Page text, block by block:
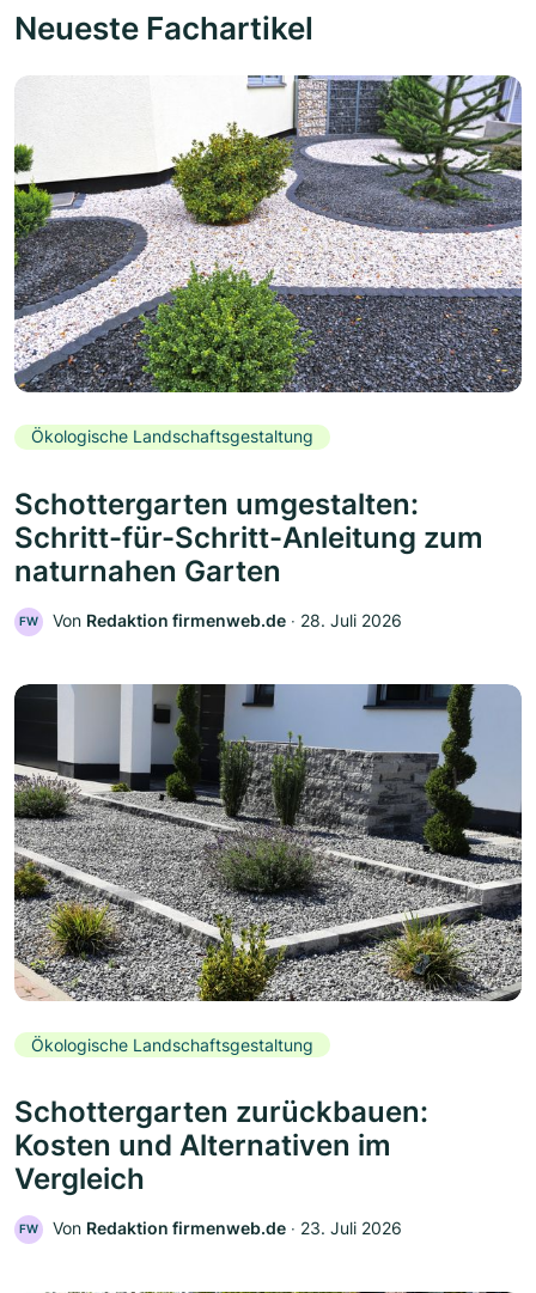
Neueste Fachartikel
Ökologische Landschaftsgestaltung
Schottergarten umgestalten:
Schritt-für-Schritt-Anleitung zum
naturnahen Garten
FW Von Redaktion firmenweb.de ‧ 28. Juli 2026
Ökologische Landschaftsgestaltung
Schottergarten zurückbauen:
Kosten und Alternativen im
Vergleich
FW Von Redaktion firmenweb.de ‧ 23. Juli 2026